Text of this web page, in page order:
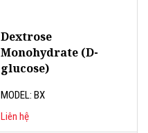
Dextrose
Monohydrate (D-
glucose)
MODEL: BX
Liên hệ